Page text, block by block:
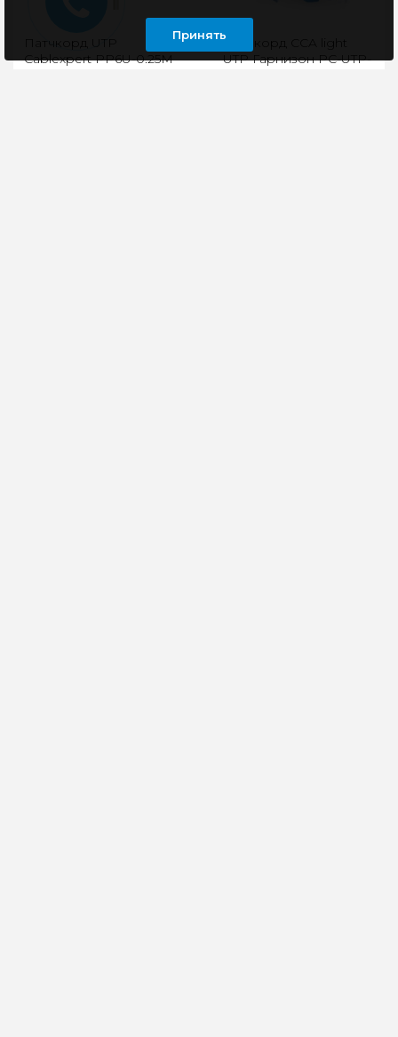
Патчкорд UTP
Cablexpert PP6U-0.25M
Патчкорд CCA light
UTP Гарнизон PC-UTP-
Принять